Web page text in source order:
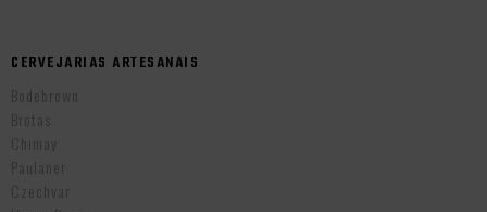
CERVEJARIAS ARTESANAIS
Bodebrown
Brotas
Chimay
Paulaner
Czechvar